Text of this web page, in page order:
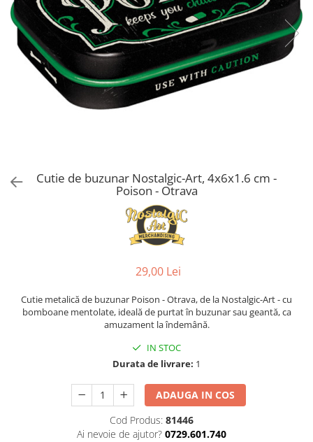
Cutie de buzunar Nostalgic-Art, 4x6x1.6 cm -
Poison - Otrava
29,00 Lei
Cutie metalică de buzunar Poison - Otrava, de la Nostalgic-Art - cu
bomboane mentolate, ideală de purtat în buzunar sau geantă, ca
amuzament la îndemână.
IN STOC
Durata de livrare: 1
ADAUGA IN COS
Cod Produs: 81446
Ai nevoie de ajutor? 0729.601.740